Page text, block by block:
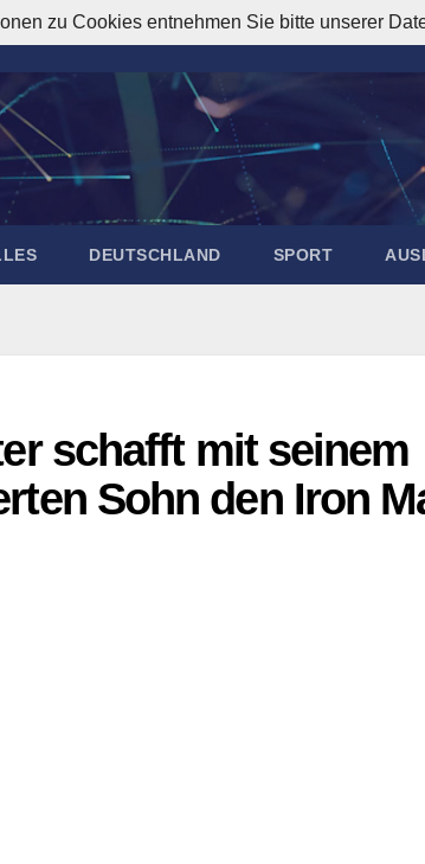
DEUTSCHLAND SPORT
schafft mit seinem
Sohn den Iron
zu Cookies entnehmen Sie bitte unserer